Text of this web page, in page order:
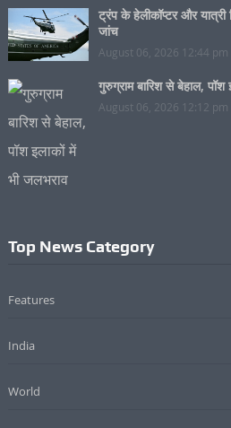
ट्रंप के हेलीकॉप्टर और
जांच
August 06, 2026 12:44 pm
गुरुग्राम बारिश से बेहाल,
August 06, 2026 12:12 pm
Top News Category
Features
India
World